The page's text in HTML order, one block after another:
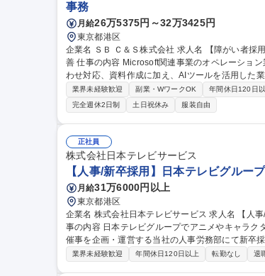
事務
月給26万5375円～32万3425円
東京都港区
企業名 ＳＢ Ｃ＆Ｓ株式会社 求人名 【障がい者採用/契約社員】内勤オペレーション(Microsoft製品担当)・業務改
善 仕事の内容 Microsoft関連事業のオペレーション業務を担当。データ入力、受注・見積・納期調整、社内問い合
わせ対応、資料作成に加え、AIツールを活用した業務改善にも携わります
積作成・納期調整/社内営業からの問い合わせ対
Copilot、ChatGPT等)を活用したAIエージェント
用しています。障がい配慮に関する面談や在宅勤務な
【障がい者採用/契約社員】内勤オペレーション
業界未経験歓迎 副業・WワークOK 年間休日120日
完全週休2日制
土日祝休み 服装自由
正社員
株式会社日本テレビサービス
【人事/新卒採用】日本テレビグルー
月給31万6000円以上
東京都港区
企業名 株式会社日本テレビサービス 求人名 【人事/新卒採用】日本テレビグループ/上流の制度設計も目指せる 仕
事の内容 日本テレビグループでアニメやキャラク
催事を企画・運営する当社の人事労務部にて新卒採用をメ
画・運用（大学訪問、説明会の企画・実施、イン
業界未経験歓迎 年間休日120日以上 転勤なし 退